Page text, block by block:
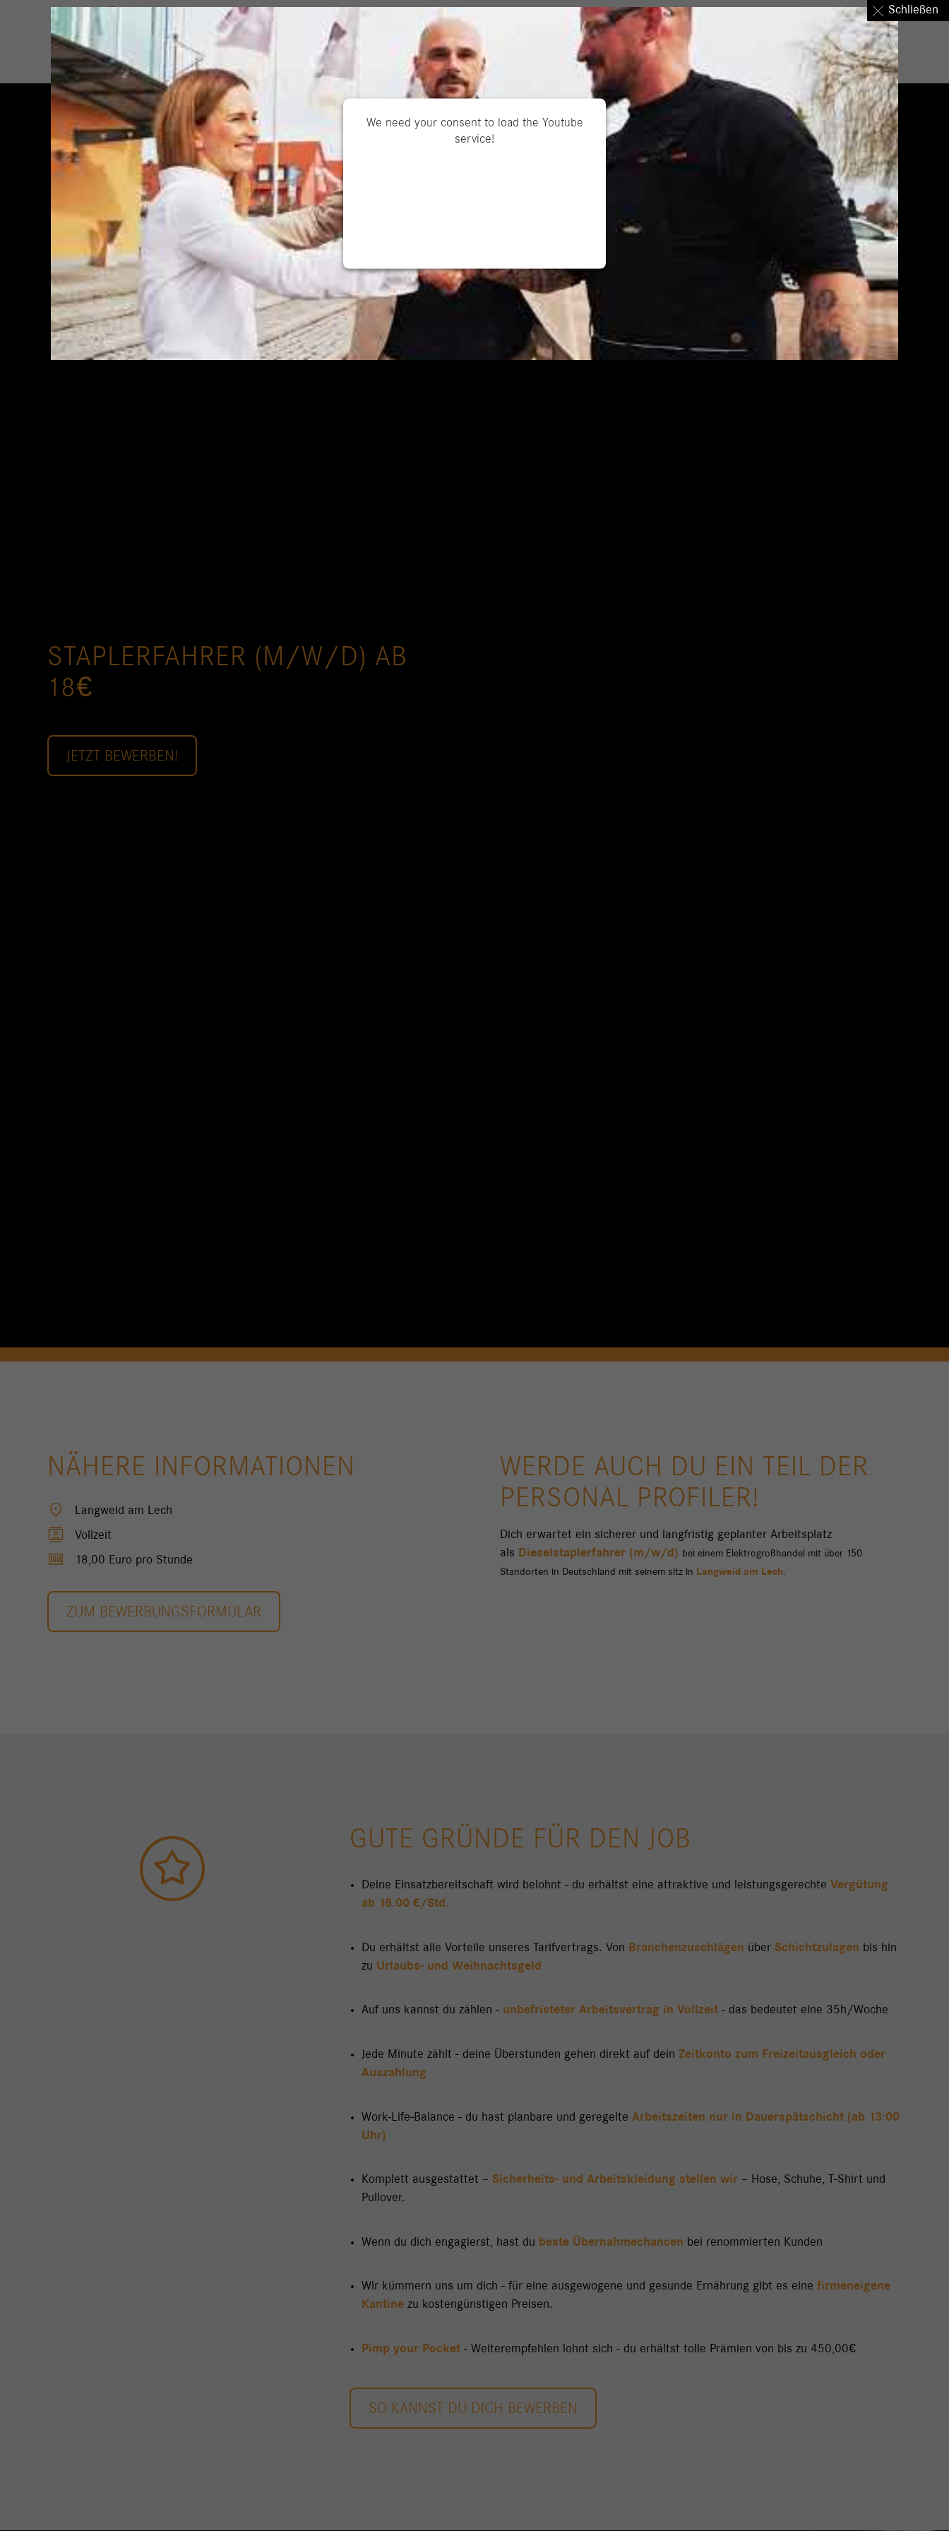
Schließen
We need your consent to load the Youtube
service!
Für Unternehmen Über uns Login
STAPLERFAHRER (M/W/D) AB
18€
JETZT BEWERBEN!
NÄHERE INFORMATIONEN
location_on Langweid am Lech
contacts Vollzeit
money 18,00 Euro pro Stunde
ZUM BEWERBUNGSFORMULAR
WERDE AUCH DU EIN TEIL DER
PERSONAL PROFILER!
Dich erwartet ein sicherer und langfristig geplanter Arbeitsplatz
als Dieselstaplerfahrer (m/w/d)
bei einem Elektrogroßhandel mit über 150
Standorten in Deutschland mit seinem sitz in
Langweid am Lech.
GUTE GRÜNDE FÜR DEN JOB
Deine Einsatzbereitschaft wird belohnt - du erhältst eine attraktive und leistungsgerechte Vergütung
ab 18.00 €/Std.
Du erhältst alle Vorteile unseres Tarifvertrags. Von Branchenzuschlägen über Schichtzulagen bis hin
zu Urlaubs- und Weihnachtsgeld
Auf uns kannst du zählen - unbefristeter Arbeitsvertrag in Vollzeit - das bedeutet eine 35h/Woche
Jede Minute zählt - deine Überstunden gehen direkt auf dein Zeitkonto zum Freizeitausgleich oder
Auszahlung
Work-Life-Balance - du hast planbare und geregelte Arbeitszeiten nur in Dauerspätschicht (ab 13:00
Uhr)
Komplett ausgestattet – Sicherheits- und Arbeitskleidung stellen wir– Hose, Schuhe, T-Shirt und
Pullover.
Wenn du dich engagierst, hast du beste Übernahmechancen bei renommierten Kunden
Wir kümmern uns um dich - für eine ausgewogene und gesunde Ernährung gibt es eine firmeneigene
Kantine zu kostengünstigen Preisen.
Pimp your Pocket- Weiterempfehlen lohnt sich - du erhältst tolle Prämien von bis zu 450,00€
SO KANNST DU DICH BEWERBEN